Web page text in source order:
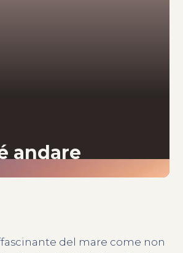
andare
del mare come non